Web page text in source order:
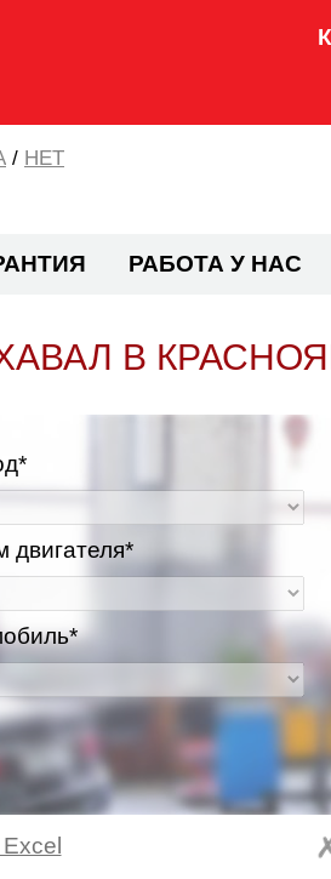
/ НЕТ
РАБОТА У НАС
В
двигателя*